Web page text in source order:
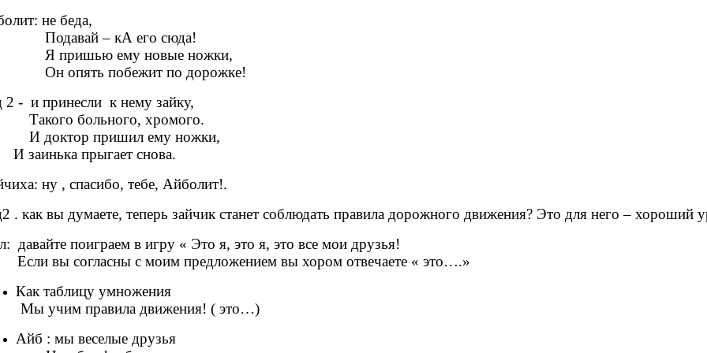
не беда,
– кА его сюда!
ему новые ножки,
опять побежит по дорожке!
2 - и принесли к нему зайку,
больного, хромого.
пришил ему ножки,
прыгает снова.
ну , спасибо, тебе, Айболит!.
. как вы думаете, теперь зайчик станет соблюдать правила дорожного движения? Это для него – хороший
давайте поиграем в игру « Это я, это я, это все мои друзья!
вы согласны с моим предложением вы хором отвечаете « это….»
Как таблицу умножения
учим правила движения! ( это…)
Айб : мы веселые друзья